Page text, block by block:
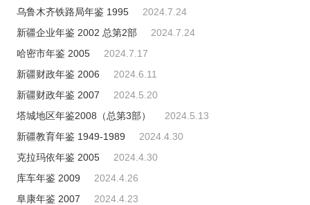
乌鲁木齐铁路局年鉴 1995
2024.7.24
新疆企业年鉴 2002 总第2部
2024.7.24
哈密市年鉴 2005
2024.7.17
新疆财政年鉴 2006
2024.6.11
新疆财政年鉴 2007
2024.5.20
塔城地区年鉴2008（总第3部）
2024.5.13
新疆教育年鉴 1949-1989
2024.4.30
克拉玛依年鉴 2005
2024.4.30
库车年鉴 2009
2024.4.26
阜康年鉴 2007
2024.4.23